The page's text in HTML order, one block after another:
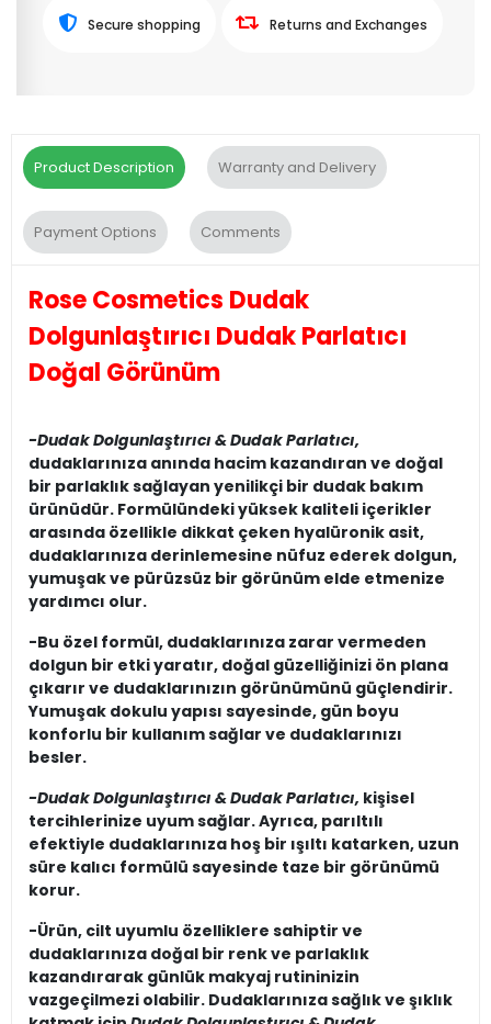
Secure shopping Returns and Exchanges
Product Description Warranty and Delivery
Payment Options Comments
Rose Cosmetics Dudak
Dolgunlaştırıcı Dudak Parlatıcı
Doğal Görünüm
-Dudak Dolgunlaştırıcı & Dudak Parlatıcı,
dudaklarınıza anında hacim kazandıran ve doğal
bir parlaklık sağlayan yenilikçi bir dudak bakım
ürünüdür. Formülündeki yüksek kaliteli içerikler
arasında özellikle dikkat çeken hyalüronik asit,
dudaklarınıza derinlemesine nüfuz ederek dolgun,
yumuşak ve pürüzsüz bir görünüm elde etmenize
yardımcı olur.
-Bu özel formül, dudaklarınıza zarar vermeden
dolgun bir etki yaratır, doğal güzelliğinizi ön plana
çıkarır ve dudaklarınızın görünümünü güçlendirir.
Yumuşak dokulu yapısı sayesinde, gün boyu
konforlu bir kullanım sağlar ve dudaklarınızı
besler.
-Dudak Dolgunlaştırıcı & Dudak Parlatıcı, kişisel
tercihlerinize uyum sağlar. Ayrıca, parıltılı
efektiyle dudaklarınıza hoş bir ışıltı katarken, uzun
süre kalıcı formülü sayesinde taze bir görünümü
korur.
-Ürün, cilt uyumlu özelliklere sahiptir ve
dudaklarınıza doğal bir renk ve parlaklık
kazandırarak günlük makyaj rutininizin
vazgeçilmezi olabilir. Dudaklarınıza sağlık ve şıklık